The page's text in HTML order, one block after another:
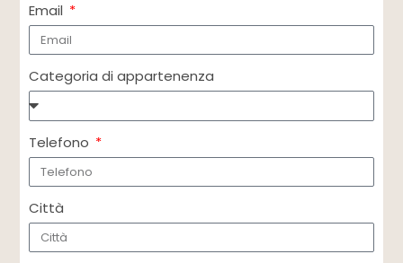
Email
Categoria di appartenenza
Telefono
Città